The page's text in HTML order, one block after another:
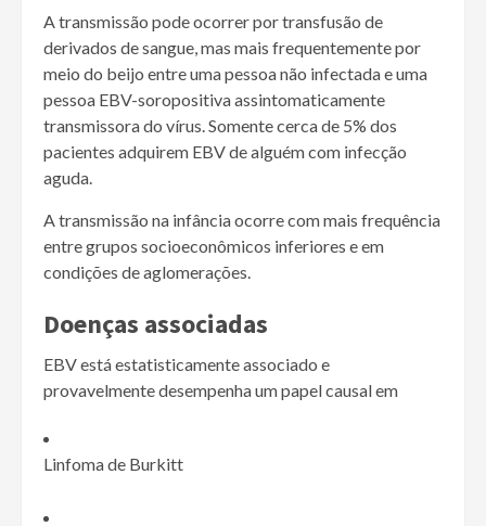
A transmissão pode ocorrer por transfusão de
derivados de sangue, mas mais frequentemente por
meio do beijo entre uma pessoa não infectada e uma
pessoa EBV-soropositiva assintomaticamente
transmissora do vírus. Somente cerca de 5% dos
pacientes adquirem EBV de alguém com infecção
aguda.
A transmissão na infância ocorre com mais frequência
entre grupos socioeconômicos inferiores e em
condições de aglomerações.
Doenças associadas
EBV está estatisticamente associado e
provavelmente desempenha um papel causal em
Linfoma de Burkitt